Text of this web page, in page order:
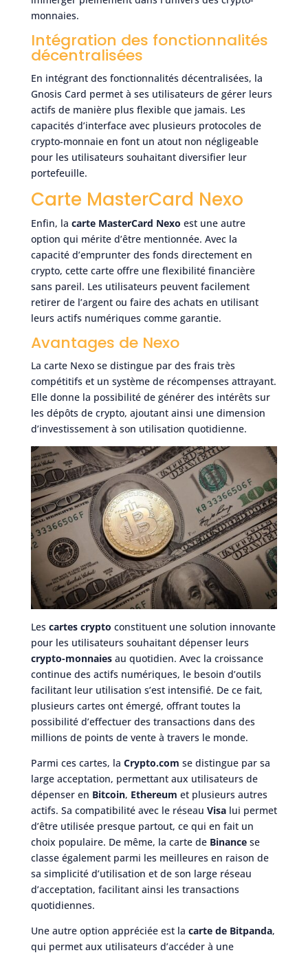
monnaies.
Intégration des fonctionnalités
décentralisées
En intégrant des fonctionnalités décentralisées, la
Gnosis Card permet à ses utilisateurs de gérer leurs
actifs de manière plus flexible que jamais. Les
capacités d’interface avec plusieurs protocoles de
crypto-monnaie en font un atout non négligeable
pour les utilisateurs souhaitant diversifier leur
portefeuille.
Carte MasterCard Nexo
Enfin, la carte MasterCard Nexo est une autre
option qui mérite d’être mentionnée. Avec la
capacité d’emprunter des fonds directement en
crypto, cette carte offre une flexibilité financière
sans pareil. Les utilisateurs peuvent facilement
retirer de l’argent ou faire des achats en utilisant
leurs actifs numériques comme garantie.
Avantages de Nexo
La carte Nexo se distingue par des frais très
compétitifs et un système de récompenses attrayant.
Elle donne la possibilité de générer des intérêts sur
les dépôts de crypto, ajoutant ainsi une dimension
d’investissement à son utilisation quotidienne.
Les cartes crypto constituent une solution innovante
pour les utilisateurs souhaitant dépenser leurs
crypto-monnaiesau quotidien. Avec la croissance
continue des actifs numériques, le besoin d’outils
facilitant leur utilisation s’est intensifié. De ce fait,
plusieurs cartes ont émergé, offrant toutes la
possibilité d’effectuer des transactions dans des
millions de points de vente à travers le monde.
Parmi ces cartes, la Crypto.com se distingue par sa
large acceptation, permettant aux utilisateurs de
dépenser en Bitcoin, Ethereum et plusieurs autres
actifs. Sa compatibilité avec le réseau Visalui permet
d’être utilisée presque partout, ce qui en fait un
choix populaire. De même, la carte de Binancese
classe également parmi les meilleures en raison de
sa simplicité d’utilisation et de son large réseau
d’acceptation, facilitant ainsi les transactions
quotidiennes.
Une autre option appréciée est la carte de Bitpanda,
qui permet aux utilisateurs d’accéder à une